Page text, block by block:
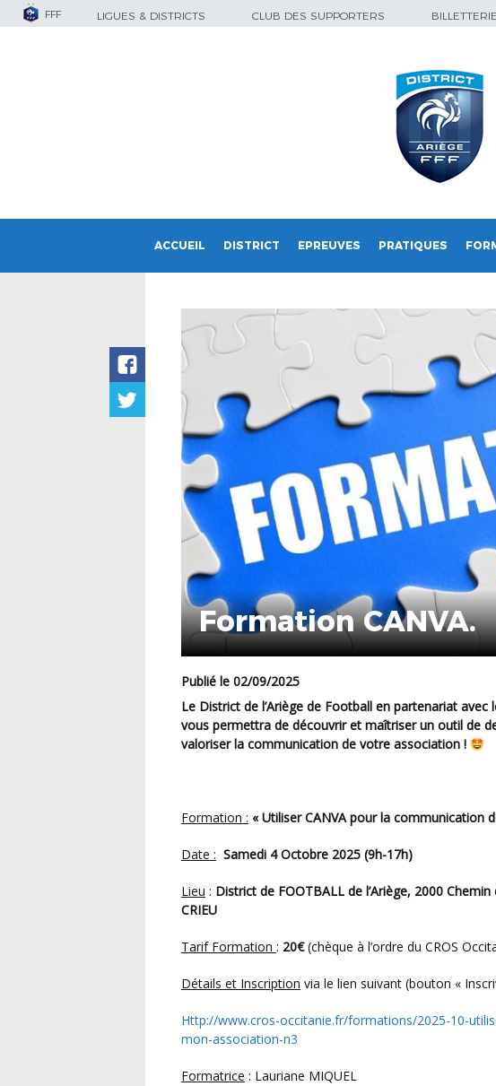
FFF LIGUES & DISTRICTS CLUB DES SUPPORTERS BILLETTERIE
ACCUEIL DISTRICT EPREUVES PRATIQUES
Formation CANVA.
Publié le 02/09/2025
Le District de l’Ariège de Football en partenariat avec le CDOS, organise une formation qui
vous permettra de découvrir et maîtriser un outil de
valoriser la communication de votre association !
Formation : « Utiliser CANVA pour la communication
Date : Samedi 4 Octobre 2025 (9h-17h)
Lieu : District de FOOTBALL de l’Ariège, 2000 Chemin
CRIEU
Tarif Formation : 20€(chèque à l’ordre du CROS
Détails et Inscription via le lien suivant (bouton «
http://www.cros-occitanie.fr/formations/2025-10-utiliser-canva-pour-la-communication-de-
mon-association-n3
Formatrice : Lauriane MIQUEL